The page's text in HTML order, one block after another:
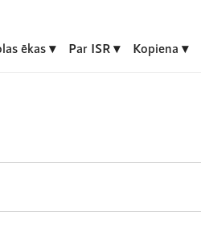
ēkas Par ISR Kopiena